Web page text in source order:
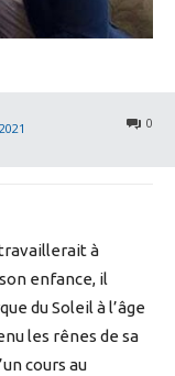
0
à
enfance, il
du Soleil à l’âge
les rênes de sa
cours au